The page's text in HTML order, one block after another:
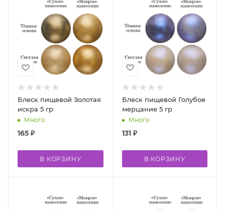
Блеск пищевой Золотая
искра 5 гр
Много
165 ₽
В КОРЗИНУ
Блеск пищевой Голубое
мерцание 5 гр
Много
131₽
В КОРЗИНУ